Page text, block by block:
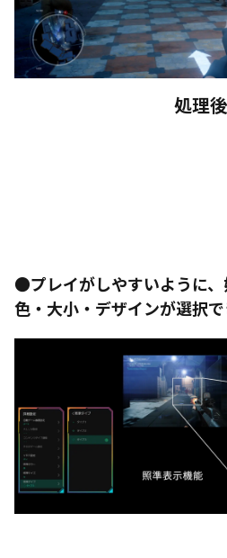
処理後
●プレイがしやすいように
色・大小・デザインが選択